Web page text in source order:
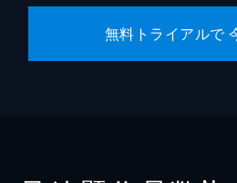
無料トライアルで